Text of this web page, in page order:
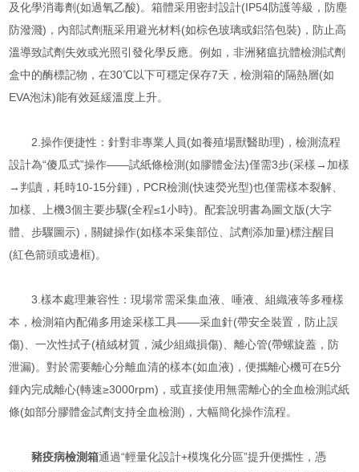
及化學消毒劑(如過氧乙酸)。箱體采用密封設計(IP54防護等級，防塵
防潑濺)，內部試劑瓶采用避光材料(如棕色玻璃或鋁箔包裝)，防止高
溫導致試劑失效或光照引發化學反應。例如，非洲豬瘟抗體檢測試劑
盒中的酶標記物，在30℃以下可穩定保存7天，檢測箱的隔熱層(如
EVA泡沫)能有效延緩溫度上升。
2.操作便捷性：針對非專業人員(如養殖場獸醫助理)，檢測流程
設計為“傻瓜式”操作——試紙條檢測(如膠體金法)僅需3步(采樣→加樣
→判讀，耗時10-15分鍾)，PCR檢測(快速熒光型)也僅需樣本裂解、
加樣、上機3個主要步驟(全程≤1小時)。配套說明書為圖文版(大字
體、步驟圖示)，關鍵操作(如樣本采集部位、試劑添加量)標注醒目
(紅色箭頭或邊框)。
3.樣本處理兼容性：現場常需采集血液、唾液、組織液等多種樣
本，檢測箱內配備多用途采樣工具——采血針(帶安全裝置，防止誤
傷)、一次性拭子(植絨材質，減少組織損傷)、離心管(帶螺旋蓋，防
泄漏)。對於需要離心分離血清的樣本(如血液)，便攜離心機可在5分
鍾內完成離心(轉速≥3000rpm)，或直接使用無需離心的全血檢測試紙
條(如部分膠體金試劑支持全血檢測)，大幅簡化操作流程。
豬疫病檢測箱通過“輕量化設計+模塊化分區”提升便攜性，憑